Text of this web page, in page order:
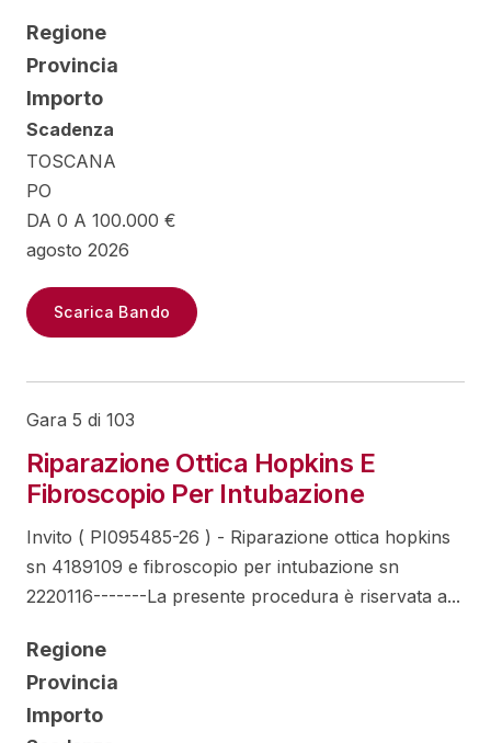
Regione
Provincia
Importo
Scadenza
TOSCANA
PO
DA 0 A 100.000 €
agosto 2026
Scarica Bando
Gara 5 di 103
Riparazione Ottica Hopkins E
Fibroscopio Per Intubazione
Invito ( PI095485-26 ) - Riparazione ottica hopkins
sn 4189109 e fibroscopio per intubazione sn
2220116-------La presente procedura è riservata a...
Regione
Provincia
Importo